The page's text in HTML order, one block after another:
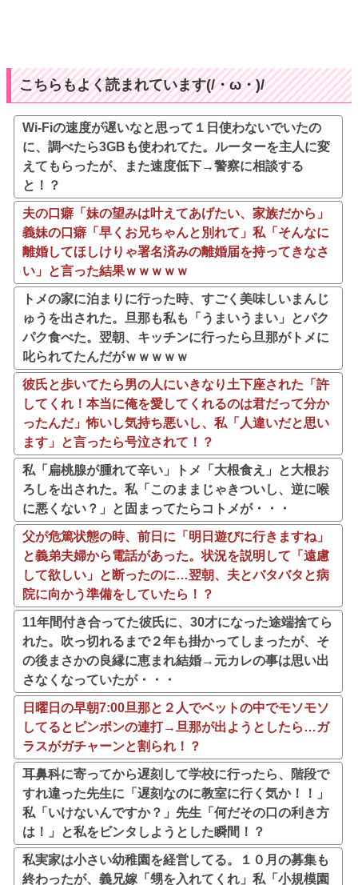
こちらもよく読まれています(/・ω・)/
Wi-Fiの速度が遅いなと思って１日使わないでいたの
に、調べたら3GBも使われてた。ルーターを主人に変
えてもらったが、また速度低下→警察に相談する
と！？
夫の口癖「妹の望みは叶えてあげたい、家族だから」
義妹の口癖「早くお兄ちゃんと別れて」私「そんなに
離婚してほしけりゃ署名済みの離婚届を持ってきなさ
い」と言った結果ｗｗｗｗｗ
トメの家に泊まりに行った時、すごく美味しいまんじ
ゅうを出された。旦那も私も「うまいうまい」とパク
パク食べた。翌朝、キッチンに行ったら旦那がトメに
叱られてたんだがｗｗｗｗｗ
彼氏と歩いてたら男の人にいきなり土下座された「許
してくれ！本当に俺を愛してくれるのは君だって分か
ったんだ」怖いし気持ち悪いし、私「人違いだと思い
ます」と言ったら号泣されて！？
私「扁桃腺が腫れて辛い」トメ「大根食え」と大根お
ろしを出された。私「このままじゃきついし、逆に喉
に悪くない？」と固まってたらコトメが・・・
父が危篤状態の時、前日に「明日遊びに行きますね」
と義弟夫婦から電話があった。状況を説明して「遠慮
して欲しい」と断ったのに…翌朝、夫とバタバタと病
院に向かう準備をしていたら！？
11年間付き合ってた彼氏に、30才になった途端捨てら
れた。吹っ切れるまで２年も掛かってしまったが、そ
の後まさかの良縁に恵まれ結婚→元カレの事は思い出
さなくなっていたが・・・
日曜日の早朝7:00旦那と２人でベットの中でモソモソ
してるとピンポンの連打→旦那が出ようとしたら…ガ
ラスがガチャーンと割られ！？
耳鼻科に寄ってから遅刻して学校に行ったら、階段で
すれ違った先生に「遅刻なのに教室に行く気か！！」
私「いけないんですか？」先生「何だその口の利き方
は！」と私をビンタしようとした瞬間！？
私実家は小さい幼稚園を経営してる。１０月の募集も
終わったが、義兄嫁「甥を入れてくれ」私「小規模園